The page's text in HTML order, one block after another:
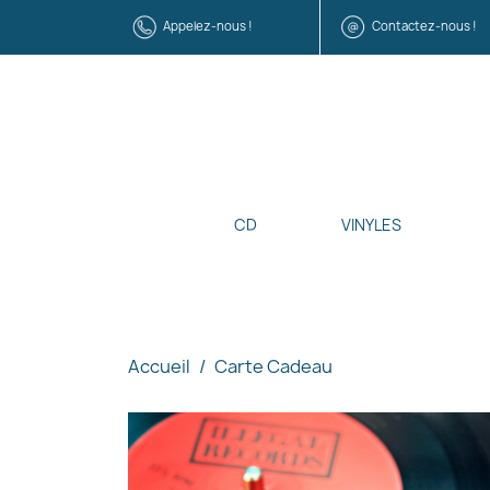
Appelez-nous ! Contactez-nous !
CD VINYLES
Accueil Carte Cadeau